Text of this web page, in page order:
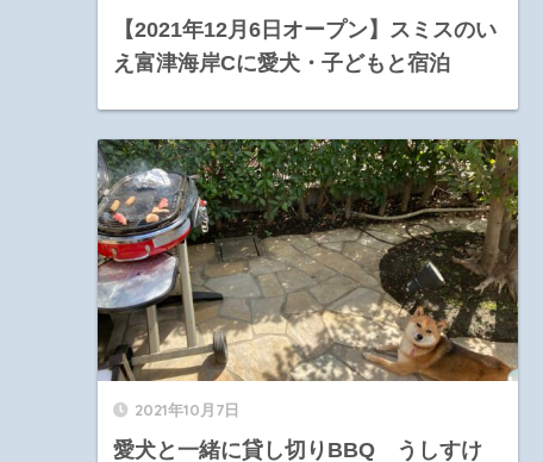
【2021年12月6日オープン】スミスのい
え富津海岸Cに愛犬・子どもと宿泊
2021年10月7日
愛犬と一緒に貸し切りBBQ うしすけ